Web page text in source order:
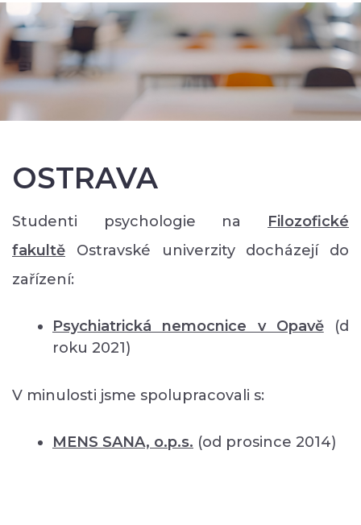
OSTRAVA
Studenti psychologie na Filozofické
fakultě Ostravské univerzity docházejí do
zařízení:
Psychiatrická nemocnice v Opavě(d
roku 2021)
V minulosti jsme spolupracovali s:
MENS SANA, o.p.s. (od prosince 2014)